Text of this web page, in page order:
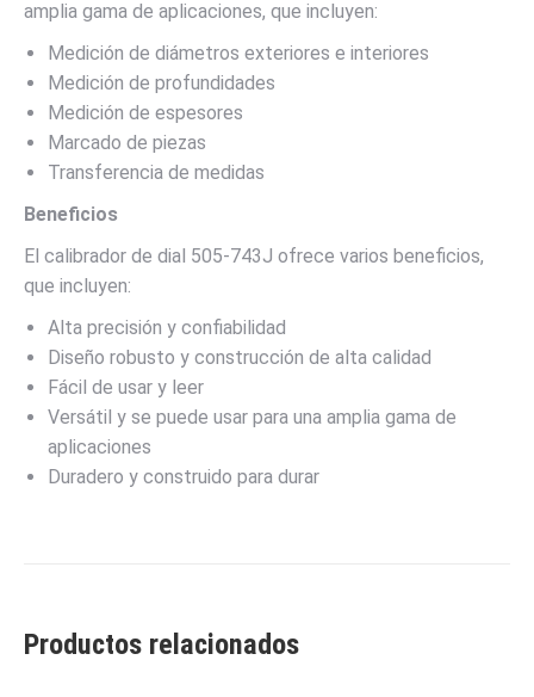
amplia gama de aplicaciones, que incluyen:
Medición de diámetros exteriores e interiores
Medición de profundidades
Medición de espesores
Marcado de piezas
Transferencia de medidas
Beneficios
El calibrador de dial 505-743J ofrece varios beneficios,
que incluyen:
Alta precisión y confiabilidad
Diseño robusto y construcción de alta calidad
Fácil de usar y leer
Versátil y se puede usar para una amplia gama de
aplicaciones
Duradero y construido para durar
Productos relacionados